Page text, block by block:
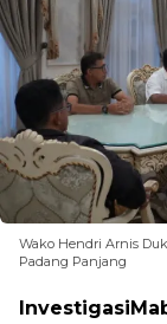
Wako Hendri Arnis
Padang Panjang